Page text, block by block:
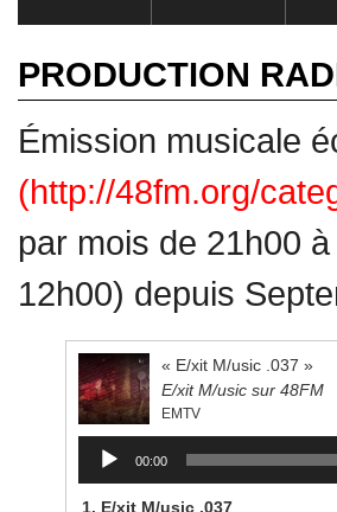
PRODUCTION
Émission musicale
(http://48fm.org/
par mois de 21h00
12h00) depuis
« E/xit M/usic .037 »
E/xit M/usic sur 48FM
EMTV
Lecteur
audio
00:00
1. E/xit M/usic .037